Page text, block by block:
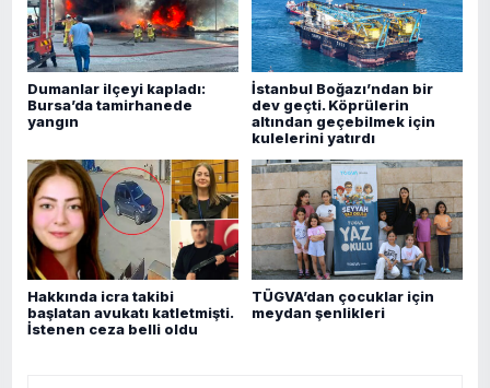
Dumanlar ilçeyi kapladı:
Bursa’da tamirhanede
yangın
İstanbul Boğazı’ndan bir
dev geçti. Köprülerin
altından geçebilmek için
kulelerini yatırdı
Hakkında icra takibi
başlatan avukatı katletmişti.
İstenen ceza belli oldu
TÜGVA’dan çocuklar için
meydan şenlikleri